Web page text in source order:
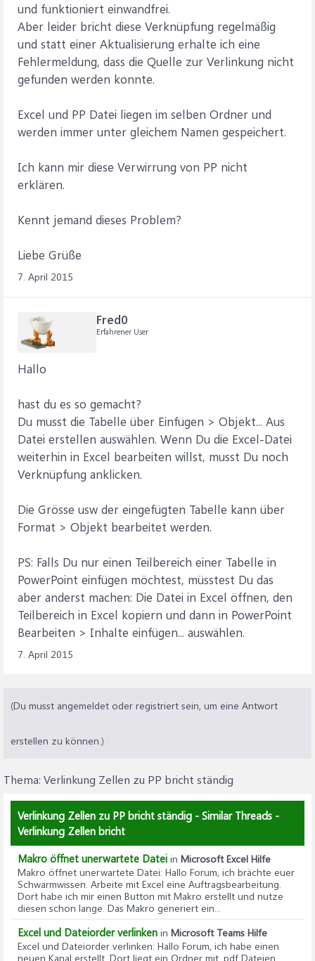
und funktioniert einwandfrei.
Aber leider bricht diese Verknüpfung regelmäßig
und statt einer Aktualisierung erhalte ich eine
Fehlermeldung, dass die Quelle zur Verlinkung nicht
gefunden werden konnte.
Excel und PP Datei liegen im selben Ordner und
werden immer unter gleichem Namen gespeichert.
Ich kann mir diese Verwirrung von PP nicht
erklären.
Kennt jemand dieses Problem?
Liebe Grüße
7. April 2015
Fred0
Erfahrener User
Hallo
hast du es so gemacht?
Du musst die Tabelle über Einfügen > Objekt... Aus
Datei erstellen auswählen. Wenn Du die Excel-Datei
weiterhin in Excel bearbeiten willst, musst Du noch
Verknüpfung anklicken.
Die Grösse usw der eingefügten Tabelle kann über
Format > Objekt bearbeitet werden.
PS: Falls Du nur einen Teilbereich einer Tabelle in
PowerPoint einfügen möchtest, müsstest Du das
aber anderst machen: Die Datei in Excel öffnen, den
Teilbereich in Excel kopiern und dann in PowerPoint
Bearbeiten > Inhalte einfügen... auswählen.
7. April 2015
(Du musst angemeldet oder registriert sein, um eine Antwort
erstellen zu können.)
Thema: Verlinkung Zellen zu PP bricht ständig
Verlinkung Zellen zu PP bricht ständig - Similar Threads -
Verlinkung Zellen bricht
Makro öffnet unerwartete Datei in Microsoft Excel Hilfe
Makro öffnet unerwartete Datei: Hallo Forum, ich brächte euer
Schwarmwissen. Arbeite mit Excel eine Auftragsbearbeitung.
Dort habe ich mir einen Button mit Makro erstellt und nutze
diesen schon lange. Das Makro generiert ein...
Excel und Dateiorder verlinken in Microsoft Teams Hilfe
Excel und Dateiorder verlinken: Hallo Forum, ich habe einen
neuen Kanal erstellt. Dort liegt ein Ordner mit .pdf Dateien.